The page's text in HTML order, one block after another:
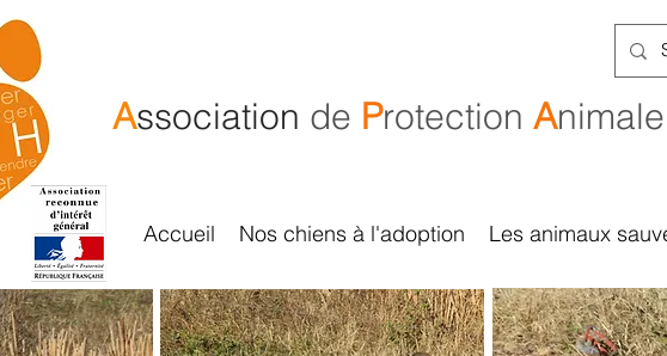
Association de Protection Animale
Accueil Nos chiens à l'adoption Les animaux